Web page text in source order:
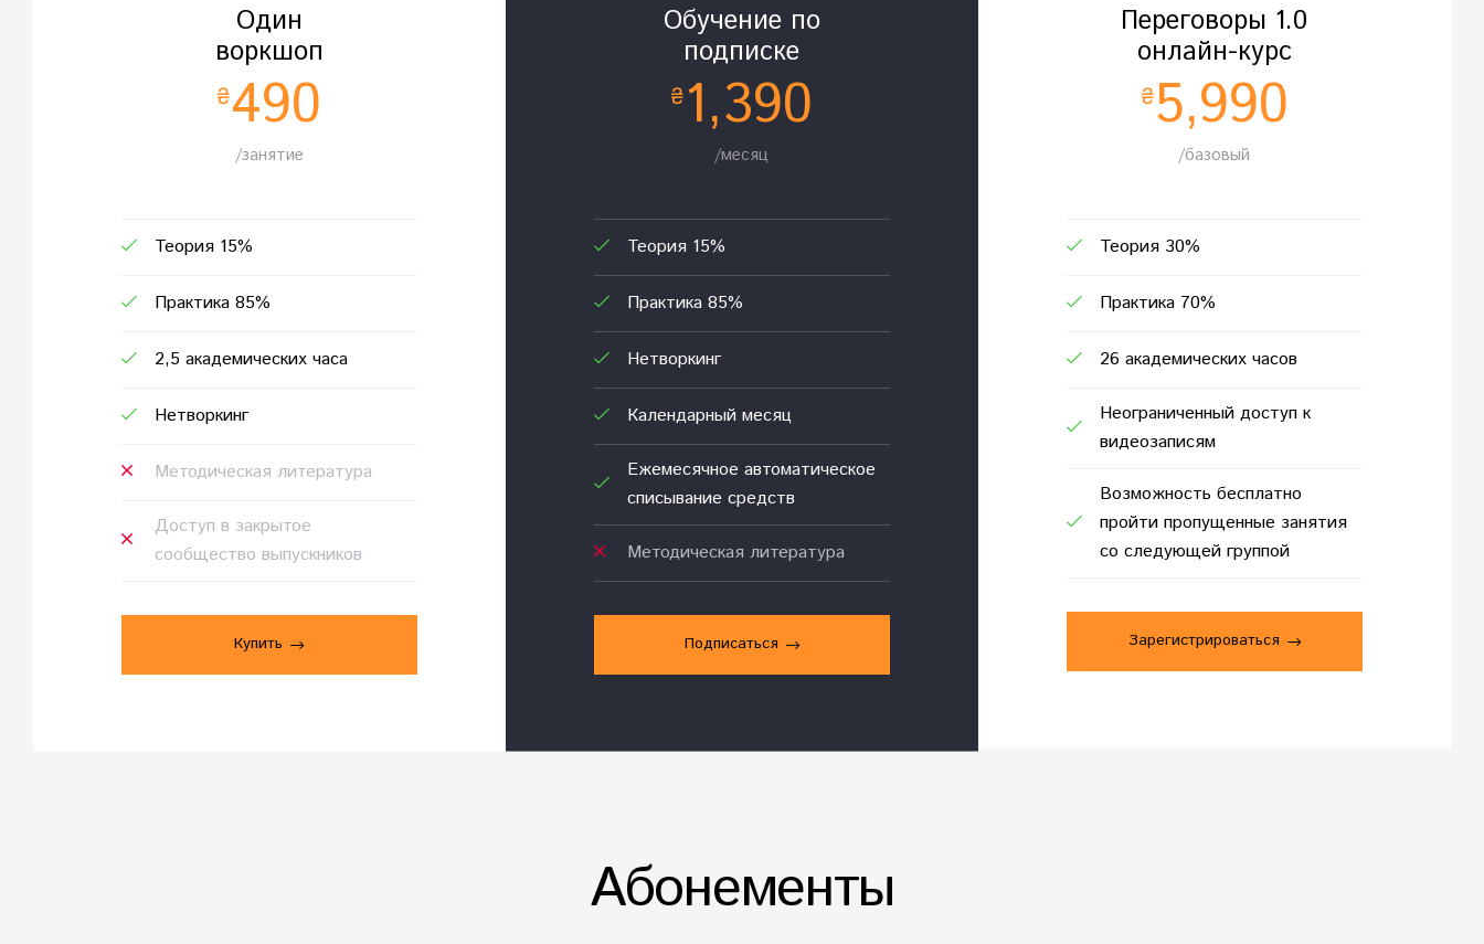
Один
воркшоп
₴490
/занятие
Теория 15%
Практика 85%
2,5 академических часа
Нетворкинг
Методическая литература
Доступ в закрытое
сообщество выпускников
Купить
Обучение по
подписке
₴1,390
/месяц
Теория 15%
Практика 85%
Нетворкинг
Календарный месяц
Ежемесячное автоматическое
списывание средств
Методическая литература
Подписаться
Переговоры 1.0
онлайн-курс
₴5,990
/базовый
Теория 30%
Практика 70%
26 академических часов
Неограниченный доступ к
видеозаписям
Возможность бесплатно
пройти пропущенные занятия
со следующей группой
Зарегистрироваться
Абонементы